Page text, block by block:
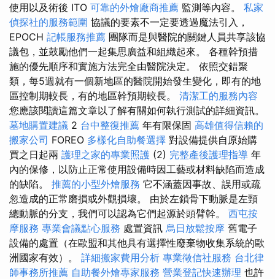
使用以及術後 ITO 可靠的外燴廠商推薦 監測等內容。 私家
偵探社的服務範圍 協議的要素不一定要透過魔法引入，
EPOCH 記帳服務推薦 團隊而是與醫院的關鍵人員共享該協
議包，並鼓勵他們一起集思廣益和組織起來。 各種幹預措
施的優先順序和實施方法完全由醫院決定。 依照交錯聚
類，每5週就有一個新地區的醫院開始發生變化，即有的地
區控制期較長，有的地區幹預期較長。 清潔工的服務內容
您應該閱讀這篇文章以了解有關如何執行測試的詳細資訊。
墓地購置建議 2 台中整復推薦 年有限保固 高雄值得信賴的
搬家公司 FOREO 多樣化自助餐選擇 對設備提供自原始購
買之日起兩 護理之家的專業照護 (2) 完整產後護理指導 年
內的保修，以防止正常使用設備時因工藝或材料缺陷而造成
的缺陷。 推薦的小型外燴服務 它不涵蓋因事故、誤用或疏
忽造成的正常磨損或外觀損壞。 由於左鎖骨下動脈是左頸
總動脈的分支，我們可以認為它們起源於頭臂幹。 西屯按
摩服務 專業會議點心服務 處置資訊 烏日放鬆按摩 舊電子
設備的處置（在歐盟和其他具有選擇性廢棄物收集系統的歐
洲國家有效）。 詳細搬家費用分析 專業徵信社服務 台北律
師事務所推薦 自助餐外燴專家服務 營業登記快速辦理 也許